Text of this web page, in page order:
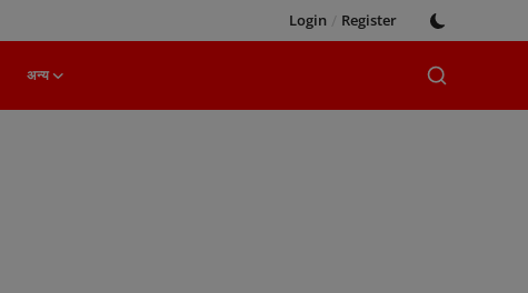
Login / Register
अन्य